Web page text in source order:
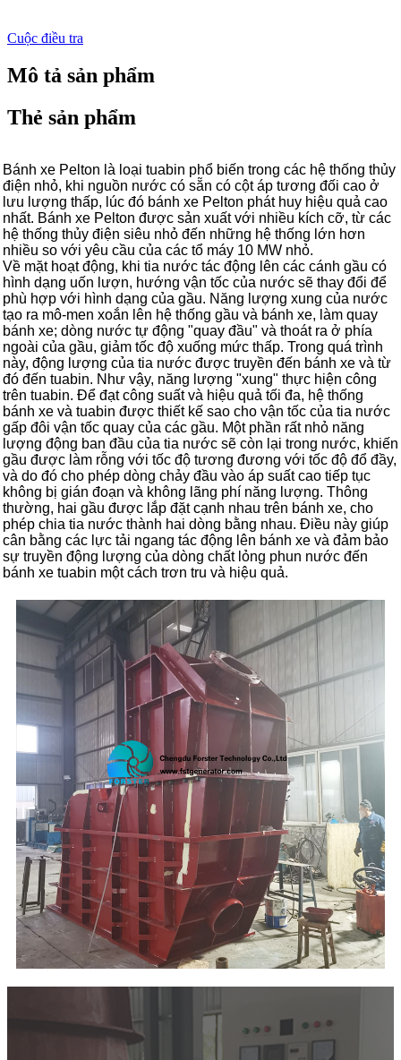
Cuộc điều tra
Mô tả sản phẩm
Thẻ sản phẩm
Bánh xe Pelton là loại tuabin phổ biến trong các hệ thống thủy
điện nhỏ, khi nguồn nước có sẵn có cột áp tương đối cao ở
lưu lượng thấp, lúc đó bánh xe Pelton phát huy hiệu quả cao
nhất. Bánh xe Pelton được sản xuất với nhiều kích cỡ, từ các
hệ thống thủy điện siêu nhỏ đến những hệ thống lớn hơn
nhiều so với yêu cầu của các tổ máy 10 MW nhỏ.
Về mặt hoạt động, khi tia nước tác động lên các cánh gầu có
hình dạng uốn lượn, hướng vận tốc của nước sẽ thay đổi để
phù hợp với hình dạng của gầu. Năng lượng xung của nước
tạo ra mô-men xoắn lên hệ thống gầu và bánh xe, làm quay
bánh xe; dòng nước tự động "quay đầu" và thoát ra ở phía
ngoài của gầu, giảm tốc độ xuống mức thấp. Trong quá trình
này, động lượng của tia nước được truyền đến bánh xe và từ
đó đến tuabin. Như vậy, năng lượng "xung" thực hiện công
trên tuabin. Để đạt công suất và hiệu quả tối đa, hệ thống
bánh xe và tuabin được thiết kế sao cho vận tốc của tia nước
gấp đôi vận tốc quay của các gầu. Một phần rất nhỏ năng
lượng động ban đầu của tia nước sẽ còn lại trong nước, khiến
gầu được làm rỗng với tốc độ tương đương với tốc độ đổ đầy,
và do đó cho phép dòng chảy đầu vào áp suất cao tiếp tục
không bị gián đoạn và không lãng phí năng lượng. Thông
thường, hai gầu được lắp đặt cạnh nhau trên bánh xe, cho
phép chia tia nước thành hai dòng bằng nhau. Điều này giúp
cân bằng các lực tải ngang tác động lên bánh xe và đảm bảo
sự truyền động lượng của dòng chất lỏng phun nước đến
bánh xe tuabin một cách trơn tru và hiệu quả.